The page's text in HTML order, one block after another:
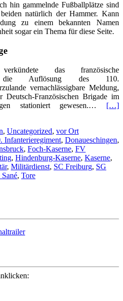
hin gammelnde Fußballplätze sind
natürlich der Hammer. Kann
zu einem bekannten Namen
sogar ein Thema für diese Seite.
das französische
die Auflösung des 110.
vernachlässigbare Meldung,
Französischen Brigade im
stationiert gewesen.… […]
, Uncategorized, vor Ort
Infanterieregiment, Donaueschingen,
, Foch-Kaserne, FV
, Hindenburg-Kaserne, Kaserne,
, Militärdienst, SC Freiburg, SG
, Tore